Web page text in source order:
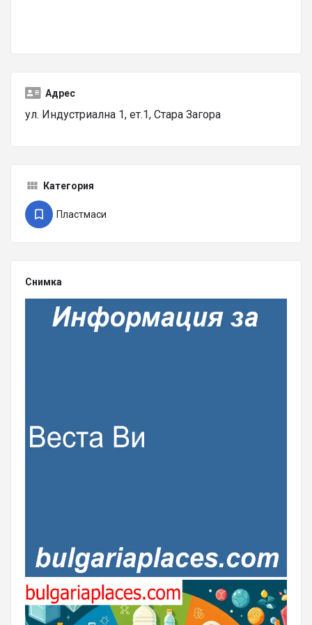
Адрес
ул. Индустриална 1, ет.1, Стара Загора
Категория
Пластмаси
Снимка